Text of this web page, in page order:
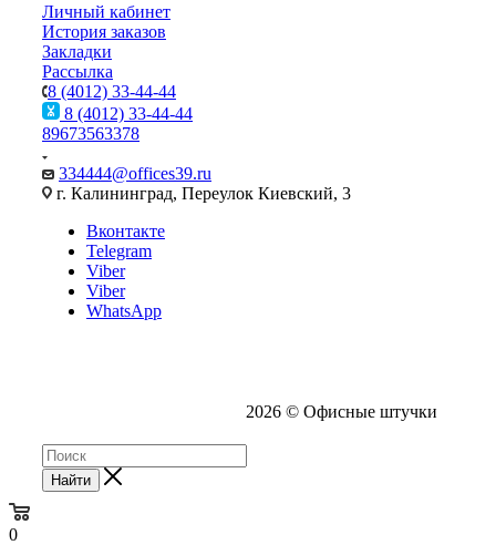
Личный кабинет
История заказов
Закладки
Рассылка
8 (4012) 33-44-44
8 (4012) 33-44-44
89673563378
334444@offices39.ru
г. Калининград, Переулок Киевский, 3
Вконтакте
Telegram
Viber
Viber
WhatsApp
2026 © Офисные штучки
Найти
0